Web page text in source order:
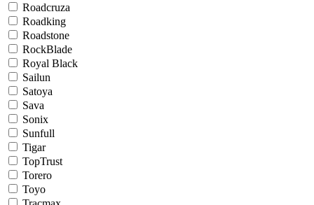
Roadcruza
Roadking
Roadstone
RockBlade
Royal Black
Sailun
Satoya
Sava
Sonix
Sunfull
Tigar
TopTrust
Torero
Toyo